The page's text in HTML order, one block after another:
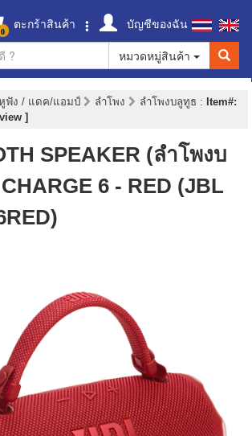
0 ตะกร้าสินค้า
บัญชีของฉัน
หมวดหมู่สินค้า
ฟัง / แดค/แอมป์ ลำโพง ลำโพงบลูทูธ : Item#:
]
SPEAKER (ลำโพงบ
6 - RED (JBL